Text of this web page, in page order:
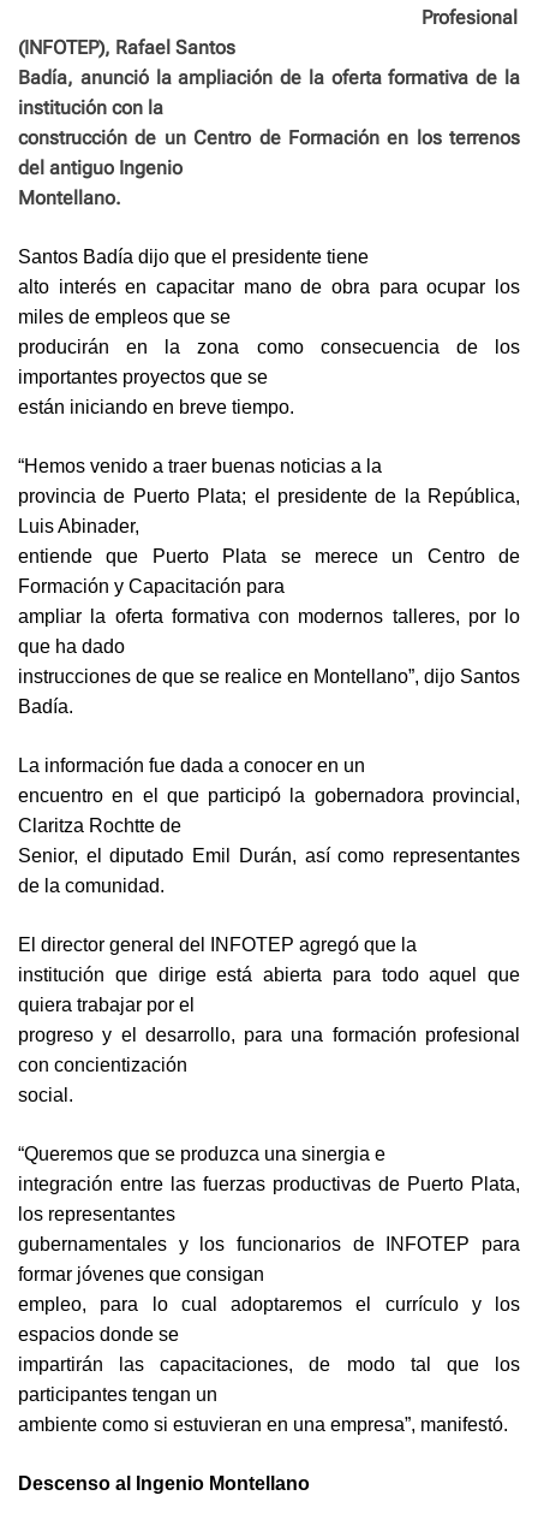
Profesional
(INFOTEP), Rafael Santos
Badía, anunció la ampliación de la oferta formativa de la
institución con la
construcción de un Centro de Formación en los terrenos
del antiguo Ingenio
Montellano.
Santos Badía dijo que el presidente tiene
alto interés en capacitar mano de obra para ocupar los
miles de empleos que se
producirán en la zona como consecuencia de los
importantes proyectos que se
están iniciando en breve tiempo.
“Hemos venido a traer buenas noticias a la
provincia de Puerto Plata; el presidente de la República,
Luis Abinader,
entiende que Puerto Plata se merece un Centro de
Formación y Capacitación para
ampliar la oferta formativa con modernos talleres, por lo
que ha dado
instrucciones de que se realice en Montellano”, dijo Santos
Badía.
La información fue dada a conocer en un
encuentro en el que participó la gobernadora provincial,
Claritza Rochtte de
Senior, el diputado Emil Durán, así como representantes
de la comunidad.
El director general del INFOTEP agregó que la
institución que dirige está abierta para todo aquel que
quiera trabajar por el
progreso y el desarrollo, para una formación profesional
con concientización
social.
“Queremos que se produzca una sinergia e
integración entre las fuerzas productivas de Puerto Plata,
los representantes
gubernamentales y los funcionarios de INFOTEP para
formar jóvenes que consigan
empleo, para lo cual adoptaremos el currículo y los
espacios donde se
impartirán las capacitaciones, de modo tal que los
participantes tengan un
ambiente como si estuvieran en una empresa”, manifestó.
Descenso al Ingenio Montellano